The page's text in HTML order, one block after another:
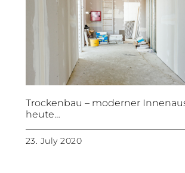
Trockenbau – moderner
heute…
23. July 2020